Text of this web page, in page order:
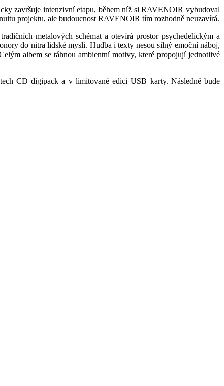
završuje intenzivní etapu, během níž si RAVENOIR vybudoval
projektu, ale budoucnost RAVENOIR tím rozhodně neuzavírá.
metalových schémat a otevírá prostor psychedelickým a
do nitra lidské mysli. Hudba i texty nesou silný emoční náboj,
albem se táhnou ambientní motivy, které propojují jednotlivé
CD digipack a v limitované edici USB karty. Následně bude